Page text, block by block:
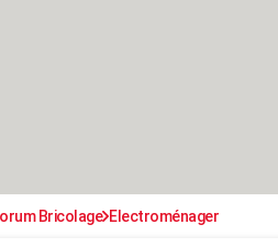
Bricolage Electroménager